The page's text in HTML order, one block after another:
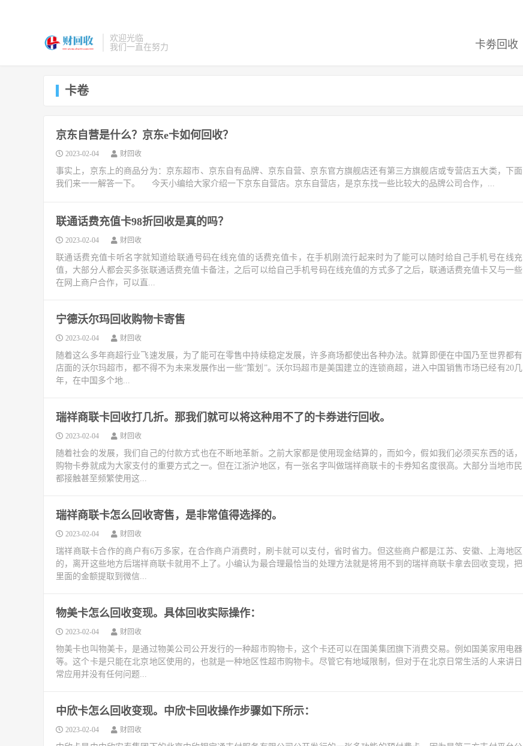
欢迎光临
我们一直在努力
卡劵回收
卡卷
京东自营是什么？京东e卡如何回收？
2023-02-04 财回收
事实上，京东上的商品分为：京东超市、京东自有品牌、京东自营、京东官方旗舰店还有第三方旗舰店或专营店五大类，下面
我们来一一解答一下。 今天小编给大家介绍一下京东自营店。京东自营店，是京东找一些比较大的品牌公司合作，...
联通话费充值卡98折回收是真的吗？
2023-02-04 财回收
联通话费充值卡听名字就知道给联通号码在线充值的话费充值卡，在手机刚流行起来时为了能可以随时给自己手机号在线充
值，大部分人都会买多张联通话费充值卡备注，之后可以给自己手机号码在线充值的方式多了之后，联通话费充值卡又与一些
在网上商户合作，可以直...
宁德沃尔玛回收购物卡寄售
2023-02-04 财回收
随着这么多年商超行业飞速发展，为了能可在零售中持续稳定发展，许多商场都使出各种办法。就算即便在中国乃至世界都有
店面的沃尔玛超市，都不得不为未来发展作出一些“策划”。沃尔玛超市是美国建立的连锁商超，进入中国销售市场已经有20几
年，在中国多个地...
瑞祥商联卡回收打几折。那我们就可以将这种用不了的卡券进行回收。
2023-02-04 财回收
随着社会的发展，我们自己的付款方式也在不断地革新。之前大家都是使用现金结算的，而如今，假如我们必须买东西的话，
购物卡券就成为大家支付的重要方式之一。但在江浙沪地区，有一张名字叫做瑞祥商联卡的卡券知名度很高。大部分当地市民
都接触甚至频繁使用这...
瑞祥商联卡怎么回收寄售，是非常值得选择的。
2023-02-04 财回收
瑞祥商联卡合作的商户有6万多家，在合作商户消费时，刷卡就可以支付，省时省力。但这些商户都是江苏、安徽、上海地区
的，离开这些地方后瑞祥商联卡就用不上了。小编认为最合理最恰当的处理方法就是将用不到的瑞祥商联卡拿去回收变现，把
里面的金额提取到微信...
物美卡怎么回收变现。具体回收实际操作：
2023-02-04 财回收
物美卡也叫物美卡，是通过物美公司公开发行的一种超市购物卡，这个卡还可以在国美集团旗下消费交易。例如国美家用电器
等。这个卡是只能在北京地区使用的，也就是一种地区性超市购物卡。尽管它有地域限制，但对于在北京日常生活的人来讲日
常应用并没有任何问题...
中欣卡怎么回收变现。中欣卡回收操作步骤如下所示：
2023-02-04 财回收